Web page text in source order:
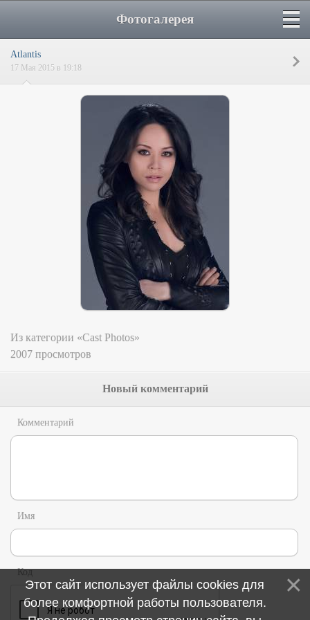
Фотогалерея
Atlantis
17 Мая 2015 в 19:18
Из категории «Cast Photos»
2007 просмотров
Новый комментарий
Комментарий
Имя
Код
Этот сайт использует файлы cookies для
более комфортной работы пользователя.